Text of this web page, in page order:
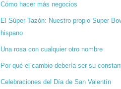
Cómo hacer más negocios
El Súper Tazón: Nuestro propio Super
hispano
Una rosa con cualquier otro nombre
Por qué el cambio debería ser su
Celebraciones del Día de San Valentín